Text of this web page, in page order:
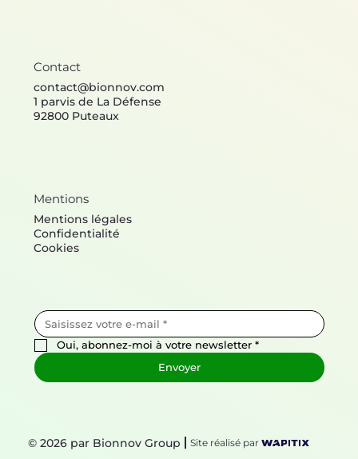
© 2026 par Bionnov Group Site réalisé par
Oui, abonnez-moi à votre newsletter *
Envoyer
Contact
contact@bionnov.com
1 parvis de La Défense
92800 Puteaux
Mentions
Mentions légales
Confidentialité
Cookies